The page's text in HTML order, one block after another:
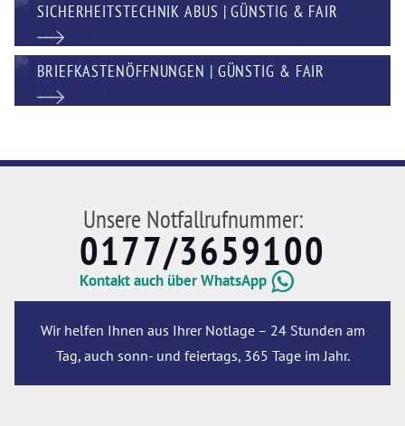
SICHERHEITSTECHNIK ABUS | GÜNSTIG & FAIR
BRIEFKASTENÖFFNUNGEN | GÜNSTIG & FAIR
Unsere Notfallrufnummer:
0177/3659100
Kontakt auch über WhatsApp
Wir helfen Ihnen aus Ihrer Notlage – 24 Stunden am
Tag, auch sonn- und feiertags, 365 Tage im Jahr.